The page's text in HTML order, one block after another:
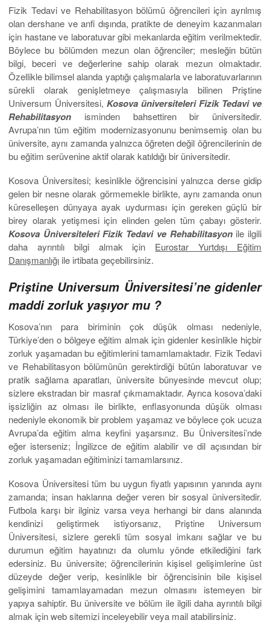
Fizik Tedavi ve Rehabilitasyon bölümü öğrencileri için ayrılmış
olan dershane ve anfi dışında, pratikte de deneyim kazanmaları
için hastane ve laboratuvar gibi mekanlarda eğitim verilmektedir.
Böylece bu bölümden mezun olan öğrenciler; mesleğin bütün
bilgi, beceri ve değerlerine sahip olarak mezun olmaktadır.
Özellikle bilimsel alanda yaptığı çalışmalarla ve laboratuvarlarının
sürekli olarak genişletmeye çalışmasıyla bilinen Priştine
Universum Üniversitesi, Kosova üniversiteleri Fizik Tedavi ve
Rehabilitasyon isminden bahsettiren bir üniversitedir.
Avrupa’nın tüm eğitim modernizasyonunu benimsemiş olan bu
üniversite, aynı zamanda yalnızca öğreten değil öğrencilerinin de
bu eğitim serüvenine aktif olarak katıldığı bir üniversitedir.
Kosova Üniversitesi; kesinlikle öğrencisini yalnızca derse gidip
gelen bir nesne olarak görmemekle birlikte, aynı zamanda onun
küreselleşen dünyaya ayak uydurması için gereken güçlü bir
birey olarak yetişmesi için elinden gelen tüm çabayı gösterir.
Kosova Üniversiteleri Fizik Tedavi ve Rehabilitasyonile ilgili
daha ayrıntılı bilgi almak için Eurostar Yurtdışı Eğitim
Danışmanlığı ile irtibata geçebilirsiniz.
Priştine Universum Üniversitesi’ne gidenler
maddi zorluk yaşıyor mu ?
Kosova’nın para biriminin çok düşük olması nedeniyle,
Türkiye’den o bölgeye eğitim almak için gidenler kesinlikle hiçbir
zorluk yaşamadan bu eğitimlerini tamamlamaktadır. Fizik Tedavi
ve Rehabilitasyon bölümünün gerektirdiği bütün laboratuvar ve
pratik sağlama aparatları, üniversite bünyesinde mevcut olup;
sizlere ekstradan bir masraf çıkmamaktadır. Ayrıca kosova’daki
işsizliğin az olması ile birlikte, enflasyonunda düşük olması
nedeniyle ekonomik bir problem yaşamaz ve böylece çok ucuza
Avrupa’da eğitim alma keyfini yaşarsınız. Bu Üniversitesi’nde
eğer isterseniz; İngilizce de eğitim alabilir ve dil açısından bir
zorluk yaşamadan eğitiminizi tamamlarsınız.
Kosova Üniversitesi tüm bu uygun fiyatlı yapısının yanında aynı
zamanda; insan haklarına değer veren bir sosyal üniversitedir.
Futbola karşı bir ilginiz varsa veya herhangi bir dans alanında
kendinizi geliştirmek istiyorsanız, Priştine Universum
Üniversitesi, sizlere gerekli tüm sosyal imkanı sağlar ve bu
durumun eğitim hayatınızı da olumlu yönde etkilediğini fark
edersiniz. Bu üniversite; öğrencilerinin kişisel gelişimlerine üst
düzeyde değer verip, kesinlikle bir öğrencisinin bile kişisel
gelişimini tamamlayamadan mezun olmasını istemeyen bir
yapıya sahiptir. Bu üniversite ve bölüm ile ilgili daha ayrıntılı bilgi
almak için web sitemizi inceleyebilir veya mail atabilirsiniz.